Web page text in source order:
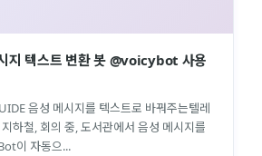
지 텍스트 변환 봇 @voicybot 사용
음성 메시지를 텍스트로 바꿔주는텔레
하철, 회의 중, 도서관에서 음성 메시지를
이 자동으...